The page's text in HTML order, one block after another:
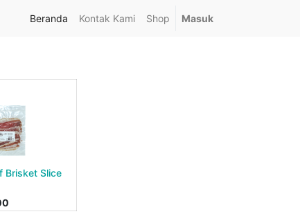
Beranda Kontak Kami Shop Masuk
Brisket Slice